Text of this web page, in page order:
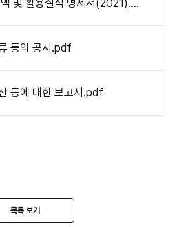
연간 기부금 모금액 및 활용실적 명세서(2021).pdf
등의 공시.pdf
등에 대한 보고서.pdf
목록 보기